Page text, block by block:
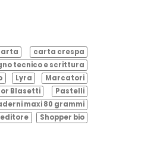
carta crespa
tecnico e scrittura
Lyra
Marcatori
Blasetti
Pastelli
maxi 80 grammi
editore
Shopper bio